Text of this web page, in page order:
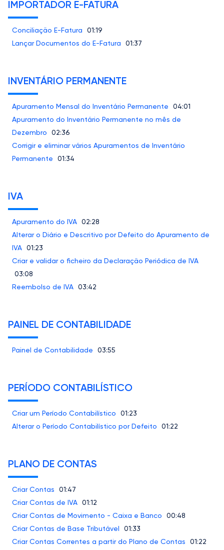
IMPORTADOR E-FATURA
Conciliação E-Fatura
01:19
Lançar Documentos do E-Fatura
01:37
INVENTÁRIO PERMANENTE
Apuramento Mensal do Inventário Permanente
04:01
Apuramento do Inventário Permanente no mês de
Dezembro
02:36
Corrigir e eliminar vários Apuramentos de Inventário
Permanente
01:34
IVA
Apuramento do IVA 02:28
Alterar o Diário e Descritivo por Defeito do Apuramento de
IVA 01:23
Criar e validar o ficheiro da Declaração Periódica de IVA
03:08
Reembolso de IVA 03:42
PAINEL DE CONTABILIDADE
Painel de Contabilidade 03:55
PERÍODO CONTABILÍSTICO
Criar um Período Contabilístico
01:23
Alterar o Período Contabilístico por Defeito
01:22
PLANO DE CONTAS
Criar Contas
01:47
Criar Contas de IVA 01:12
Criar Contas de Movimento - Caixa e Banco
00:48
Criar Contas de Base Tributável
01:33
Criar Contas Correntes a partir do Plano de Contas
01:22